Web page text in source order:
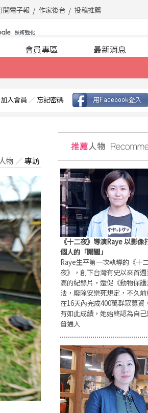
閱電子報 作家後台 投稿推薦
會員專區 最新消息
加入會員 ／ 忘記密碼
物 ／專訪
《十二夜》導演Raye 以影像
個人的「開關」
Raye生平第一次執導的《十
夜》，創下台灣有史以來首
高的紀錄片，還促《動物保
法，廢除安樂死規定，不久
在16天內完成400萬群眾募資
有如此成績，她始終認為自
普通人